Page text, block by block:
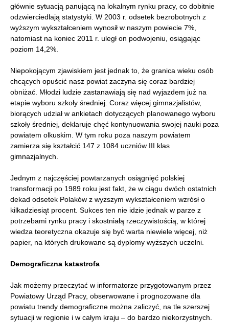
głównie sytuacją panującą na lokalnym rynku pracy, co dobitnie
odzwierciedlają statystyki. W 2003 r. odsetek bezrobotnych z
wyższym wykształceniem wynosił w naszym powiecie 7%,
natomiast na koniec 2011 r. uległ on podwojeniu, osiągając
poziom 14,2%.
Niepokojącym zjawiskiem jest jednak to, że granica wieku osób
chcących opuścić nasz powiat zaczyna się coraz bardziej
obniżać. Młodzi ludzie zastanawiają się nad wyjazdem już na
etapie wyboru szkoły średniej. Coraz więcej gimnazjalistów,
biorących udział w ankietach dotyczących planowanego wyboru
szkoły średniej, deklaruje chęć kontynuowania swojej nauki poza
powiatem olkuskim. W tym roku poza naszym powiatem
zamierza się kształcić 147 z 1084 uczniów III klas
gimnazjalnych.
Jednym z najczęściej powtarzanych osiągnięć polskiej
transformacji po 1989 roku jest fakt, że w ciągu dwóch ostatnich
dekad odsetek Polaków z wyższym wykształceniem wzrósł o
kilkadziesiąt procent. Sukces ten nie idzie jednak w parze z
potrzebami rynku pracy i skostniałą rzeczywistością, w której
wiedza teoretyczna okazuje się być warta niewiele więcej, niż
papier, na których drukowane są dyplomy wyższych uczelni.
Demograficzna katastrofa
Jak możemy przeczytać w informatorze przygotowanym przez
Powiatowy Urząd Pracy, obserwowane i prognozowane dla
powiatu trendy demograficzne można zaliczyć, na tle szerszej
sytuacji w regionie i w całym kraju – do bardzo niekorzystnych.